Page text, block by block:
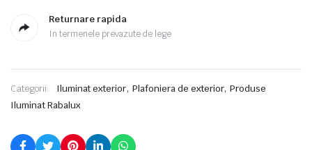
Returnare rapida
In termenele prevazute de lege
Categorii: Iluminat exterior,Plafoniera de exterior,Produse
Iluminat Rabalux